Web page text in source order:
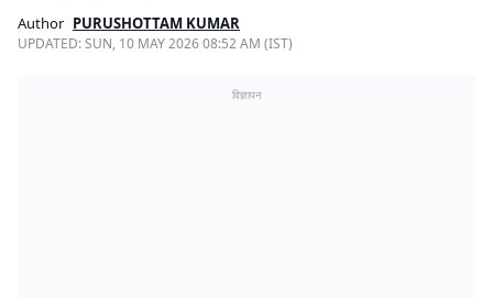
Author PURUSHOTTAM KUMAR
UPDATED:SUN, 10 MAY 2026 08:52 AM (IST)
विज्ञापन